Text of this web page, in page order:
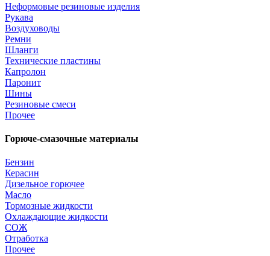
Неформовые резиновые изделия
Рукава
Воздуховоды
Ремни
Шланги
Технические пластины
Капролон
Паронит
Шины
Резиновые смеси
Прочее
Горюче-смазочные материалы
Бензин
Керасин
Дизельное горючее
Масло
Тормозные жидкости
Охлаждающие жидкости
СОЖ
Отработка
Прочее